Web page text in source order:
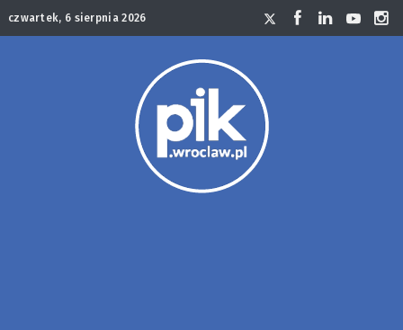
czwartek, 6 sierpnia 2026